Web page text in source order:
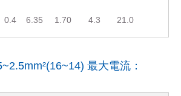
0.4 6.35 1.70 4.3 21.0
最大電流：